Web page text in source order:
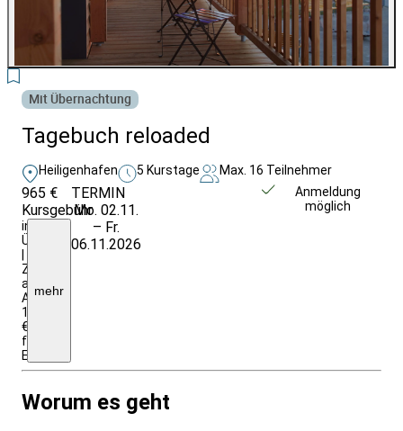
Mit Übernachtung
Tagebuch reloaded
Heiligenhafen 5 Kurstage Max. 16 Teilnehmer
965 €
Kursgebühr
inkl.
Ü/HP
Zuschläge
auf
Anfrage;
1165
€
für
Einrichtungen/Firmen
mehr
TERMIN
Mo. 02.11.
– Fr.
06.11.2026
Anmeldung
möglich
Worum es geht